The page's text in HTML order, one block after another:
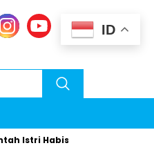
Habiskan Uang Negara
ID